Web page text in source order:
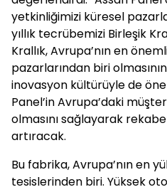
yetkinliğimizi küresel
yıllık tecrübemizi Birleşik
Krallık, Avrupa’nın en
pazarlarından biri
inovasyon kültürüyle de öne
Panel’in Avrupa’daki
olmasını sağlayarak
artıracak.
Bu fabrika, Avrupa’nın en
tesislerinden biri. Yüksek